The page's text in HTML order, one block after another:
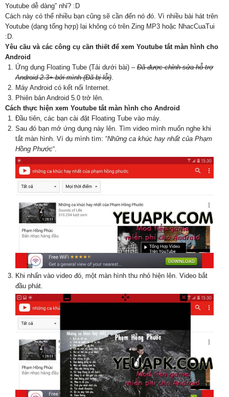
Youtube dễ dàng” nhỉ? :D
Cách này có thể nhiều bạn cũng sẽ cần đến nó đó. Vì nhiều bài hát trên
Youtube (dạng tổng hợp) lại không có trên Zing MP3 hoặc NhacCuaTui
:D.
Yêu cầu và các công cụ cần thiết để xem Youtube tắt màn hình cho
Android
Ứng dụng Floating Tube (Tải dưới bài) – Đã được chỉnh sửa hỗ trợ
Android 2.3+ bởi mình (Đã bị lỗi).
Máy Android có kết nối Internet.
Phiên bản Android 5.0 trở lên.
Cách thực hiện xem Youtube tắt màn hình cho Android
Đầu tiên, các bạn cài đặt Floating Tube vào máy.
Sau đó bạn mở ứng dụng này lên. Tìm video mình muốn nghe khi
tắt màn hình. Ví dụ mình tìm: “Những ca khúc hay nhất của Phạm
Hồng Phước“.
Khi nhấn vào video đó, một màn hình thu nhỏ hiện lên. Video bắt
đầu phát.